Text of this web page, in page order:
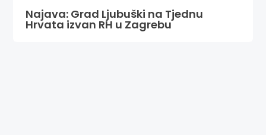
Najava: Grad Ljubuški na Tjednu
Hrvata izvan RH u Zagrebu